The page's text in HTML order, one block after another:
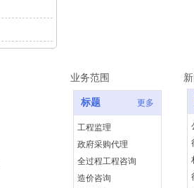
标题 更多
工程监理
政府采购代理
全过程工程咨询
造价咨询
业务范围